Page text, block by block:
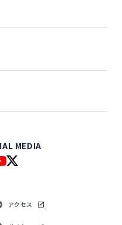
MEDIA
アクセス